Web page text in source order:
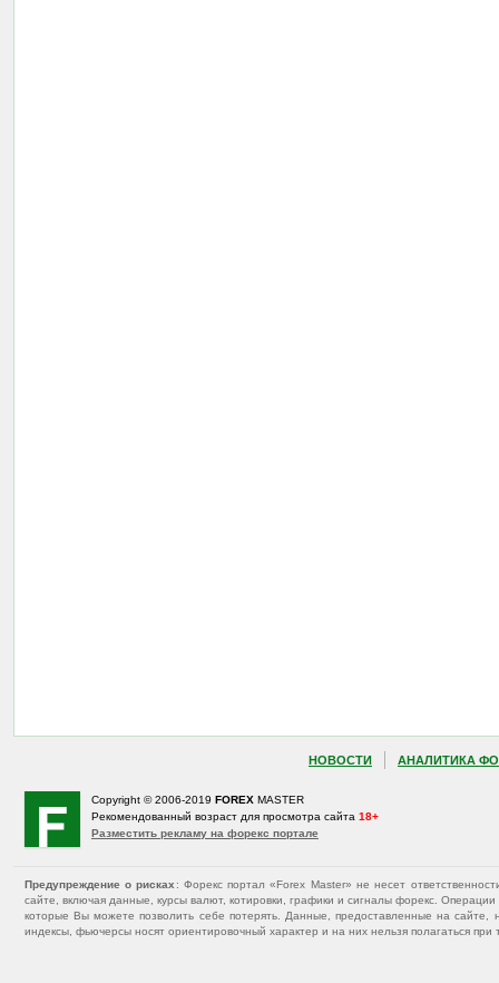
НОВОСТИ АНАЛИТИКА
Copyright © 2006-2019 FOREX MASTER
Рекомендованный возраст для просмотра сайта 18+
Разместить рекламу на форекс портале
Предупреждение о рисках : Форекс портал «Forex Master» не несет
сайте, включая данные, курсы валют, котировки, графики и сигналы форекс.
которые Вы можете позволить себе потерять. Данные, предоставленные на
индексы, фьючерсы носят ориентировочный характер и на них нельзя полагаться при